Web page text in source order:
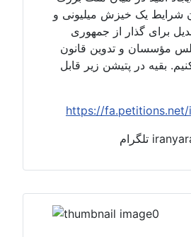
شرایط یک خیزش میلیونی و
برای گذار از جمهوری
مؤسسان و تدوین قانون
بقیه در پتیشن زیر قابل
https://